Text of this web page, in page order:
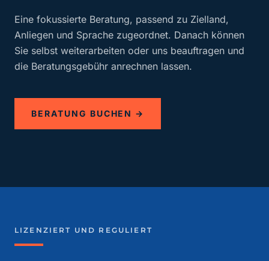
Eine fokussierte Beratung, passend zu Zielland,
Anliegen und Sprache zugeordnet. Danach können
Sie selbst weiterarbeiten oder uns beauftragen und
die Beratungsgebühr anrechnen lassen.
BERATUNG BUCHEN →
LIZENZIERT UND REGULIERT